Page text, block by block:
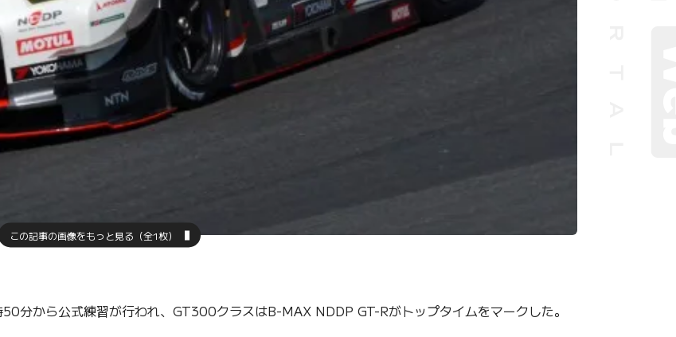
この記事の画像をもっと見る（全1枚）
分から公式練習が行われ、GT300クラスはB-MAX NDDP GT-Rがトップタイムをマークした。